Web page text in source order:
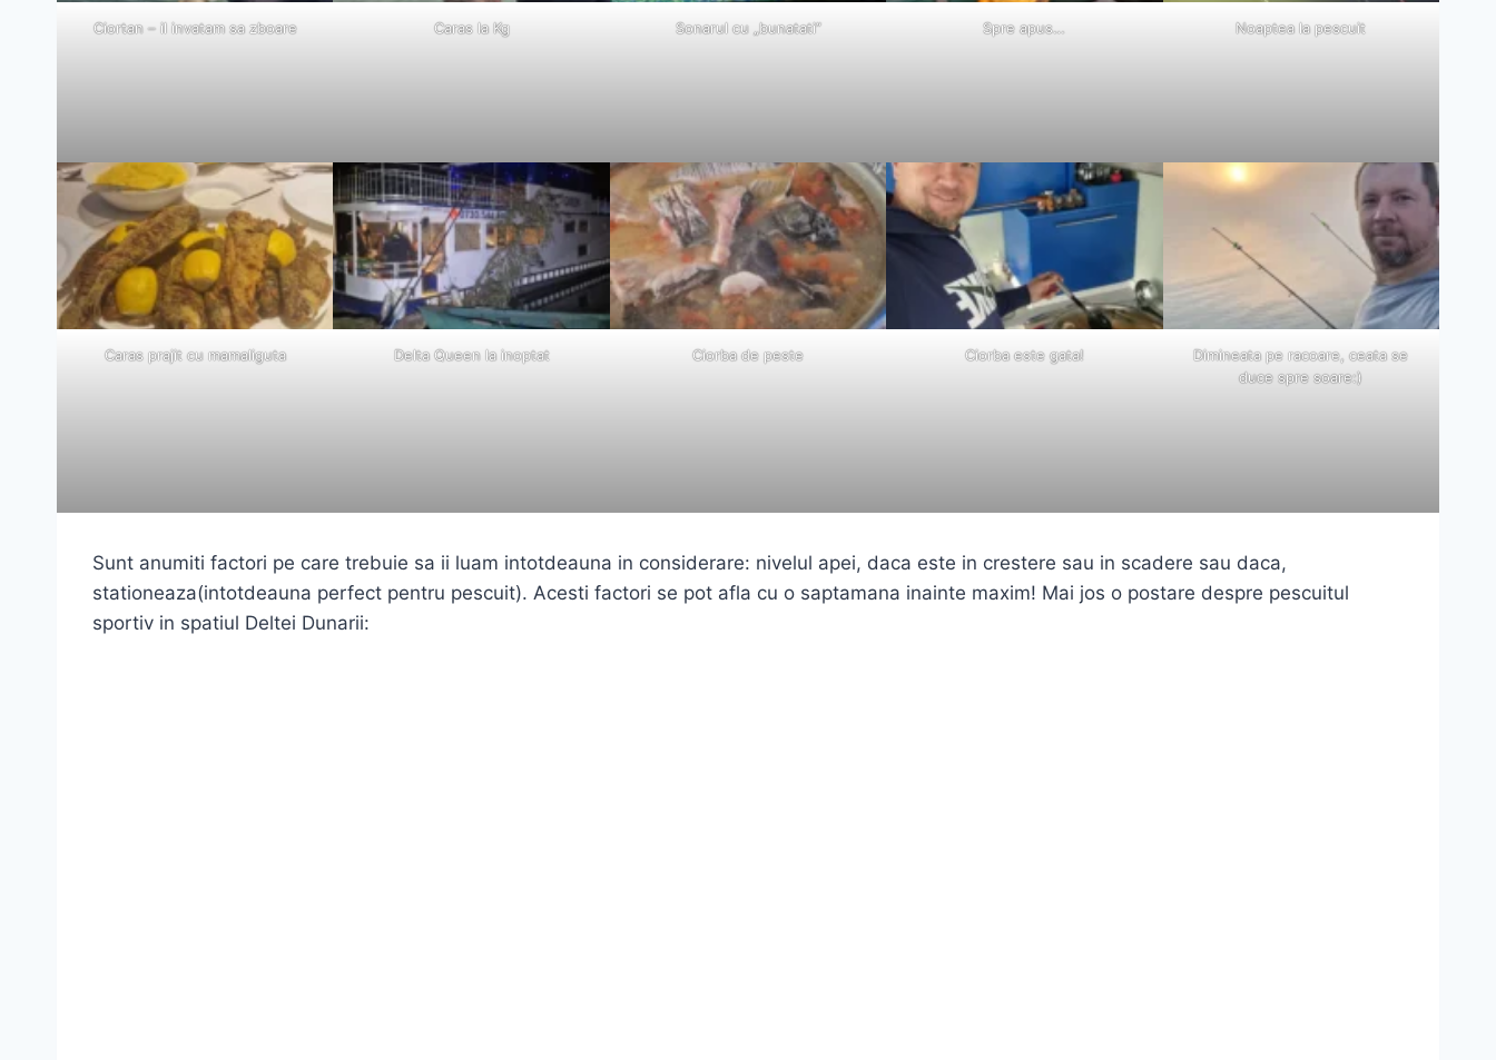
Ciortan – il invatam sa zboare Caras la Kg Sonarul cu „bunatati” Spre apus… Noaptea la pescuit
Caras prajit cu mamaliguta Delta Queen la inoptat Ciorba de peste Ciorba este gata!
Dimineata pe racoare, ceata se
duce spre soare:)
Sunt anumiti factori pe care trebuie sa ii luam intotdeauna in considerare: nivelul apei, daca este in crestere sau in scadere sau daca,
stationeaza(intotdeauna perfect pentru pescuit). Acesti factori se pot afla cu o saptamana inainte maxim! Mai jos o postare despre pescuitul
sportiv in spatiul Deltei Dunarii: